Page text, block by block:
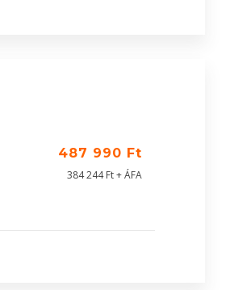
487 990 Ft
384 244 Ft + ÁFA